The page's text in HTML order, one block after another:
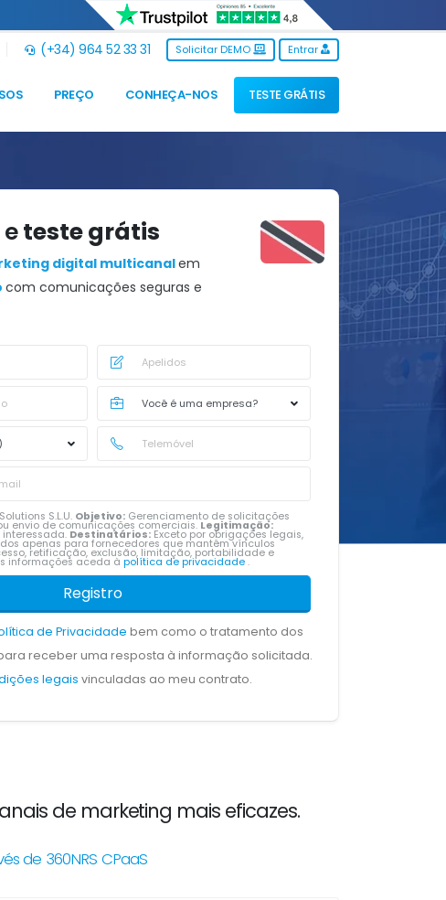
(+34) 964 52 33 31 Solicitar DEMO Entrar
PREÇO CONHEÇA-NOS TESTE GRÁTIS
teste grátis
digital multicanalem
com comunicações seguras e
S.L.U. Objetivo: Gerenciamento de solicitações
envio de comunicações comerciais. Legitimação:
Destinatários: Exceto por obrigações legais,
apenas para fornecedores que mantêm vínculos
retificação, exclusão, limitação, portabilidade e
informações aceda àpolítica de privacidade.
Registro
de Privacidadebem como o tratamento dos
receber uma resposta à informação solicitada.
legaisvinculadas ao meu contrato.
de marketing mais eficazes.
de 360NRS CPaaS